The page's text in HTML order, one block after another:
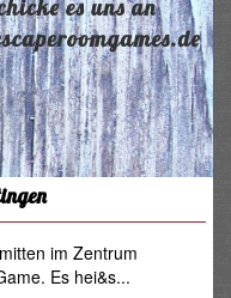
im Zentrum
Es hei&s...